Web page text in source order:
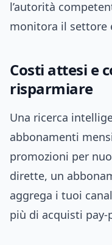
l’autorità
monitora il settore
Costi attesi e
risparmiare
Una ricerca
abbonamenti
promozioni per
dirette, un
aggrega i tuoi
più di acquisti